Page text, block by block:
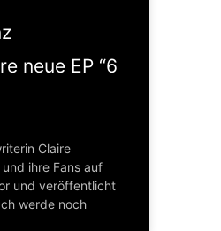
neue EP “6
Claire
ihre Fans auf
und veröffentlicht
werde noch